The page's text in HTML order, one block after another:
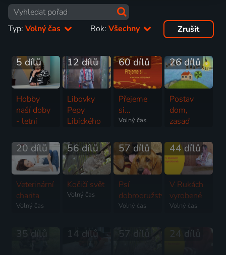
Typ: Volný čas Rok:Všechny Zrušit
5 dílů
Hobby
naší doby
- letní
Volný čas
12 dílů
Libovky
Pepy
Libického
60 dílů
Přejeme
si...
Volný čas
26 dílů
Postav
dom,
zasaď
2025-2026 | Volný čas
20 dílů
Veterinární
charita
Volný čas
56 dílů
Kočičí svět
Volný čas
57 dílů
Psí
dobrodružství
Volný čas
44 dílů
V Rukách
vyrobené
Volný čas
35 dílů 14 dílů 57 dílů 24 dílů